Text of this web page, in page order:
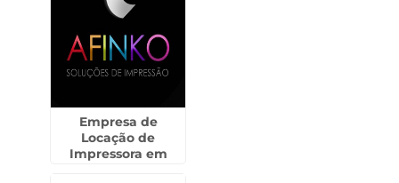
Empresa de
Locação de
Impressora em